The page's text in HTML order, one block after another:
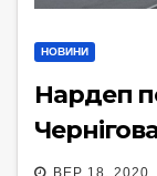
НОВИНИ
Нардеп